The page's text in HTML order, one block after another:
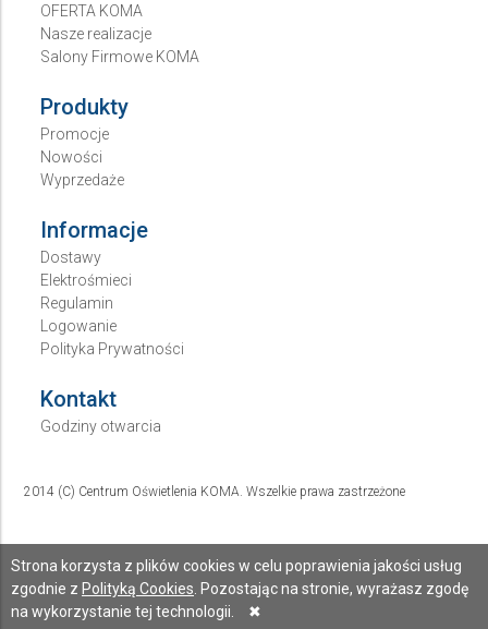
Strona korzysta z plików cookies w celu poprawienia jakości usług
zgodnie z Polityką Cookies . Pozostając na stronie, wyrażasz zgodę
na wykorzystanie tej technologii.
✖
OFERTA KOMA
Nasze realizacje
Salony Firmowe KOMA
Produkty
Promocje
Nowości
Wyprzedaże
Informacje
Dostawy
Elektrośmieci
Regulamin
Logowanie
Polityka Prywatności
Kontakt
Godziny otwarcia
2014 (C) Centrum Oświetlenia KOMA. Wszelkie prawa zastrzeżone